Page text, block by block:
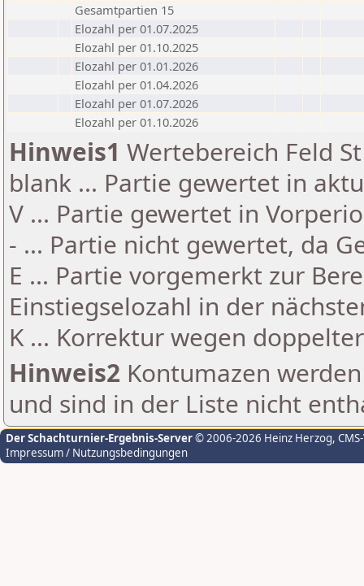
Gesamtpartien 15
Elozahl per 01.07.2025
Elozahl per 01.10.2025
Elozahl per 01.01.2026
Elozahl per 01.04.2026
Elozahl per 01.07.2026
Elozahl per 01.10.2026
Hinweis1 Wertebereich Feld
blank ... Partie gewertet in
V ... Partie gewertet in
- ... Partie nicht gewertet, da
E ... Partie vorgemerkt zur
Einstiegselozahl in der
K ... Korrektur wegen
Hinweis2 Kontumazen
und sind in der Liste nicht
Der Schachturnier-Ergebnis-Server© 2006-2026 Heinz Herzog,
Impressum / Nutzungsbedingungen